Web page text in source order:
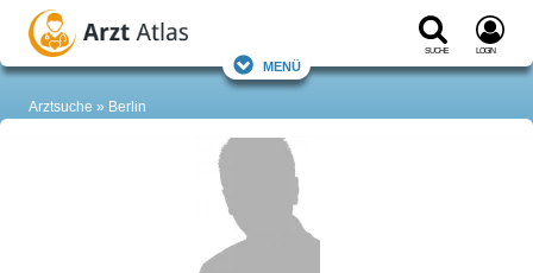
Suche Login
Menü
Arztsuche Berlin